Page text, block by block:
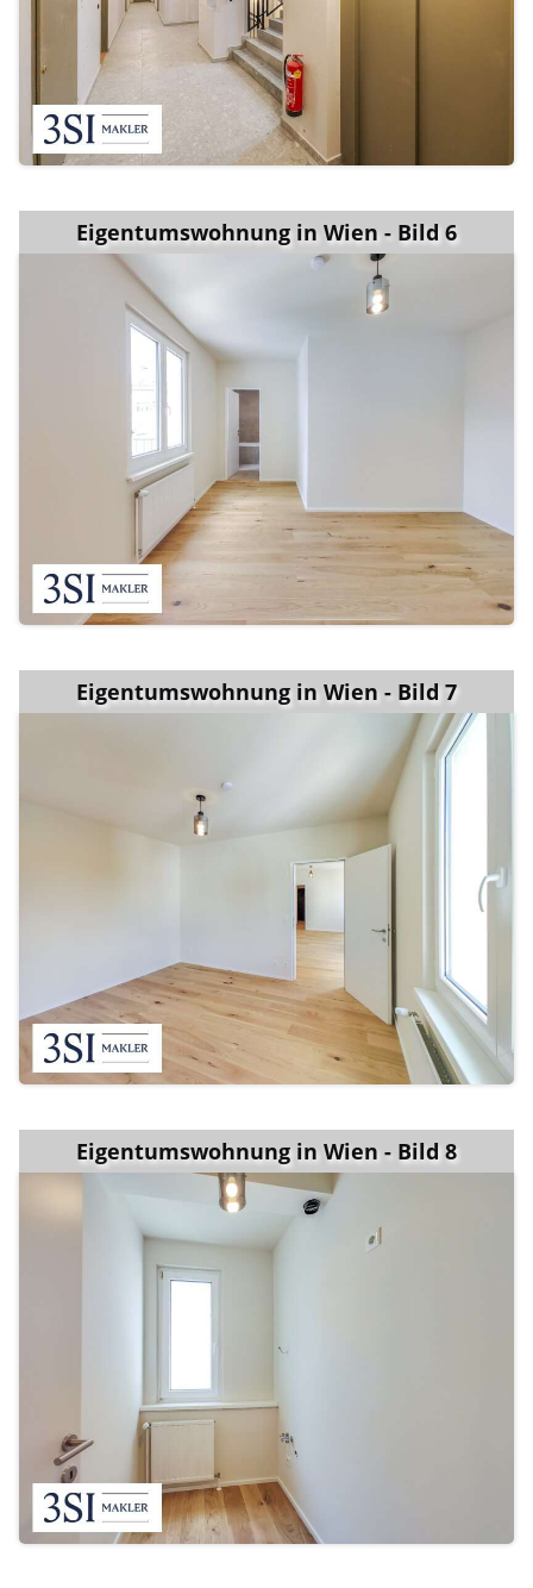
Eigentumswohnung in Wien - Bild 6
Eigentumswohnung in Wien - Bild 7
Eigentumswohnung in Wien - Bild 8